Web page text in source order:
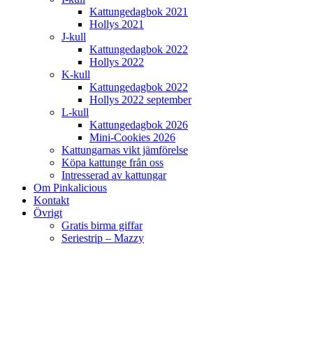
Kattungedagbok 2021
Hollys 2021
J-kull
Kattungedagbok 2022
Hollys 2022
K-kull
Kattungedagbok 2022
Hollys 2022 september
L-kull
Kattungedagbok 2026
Mini-Cookies 2026
Kattungarnas vikt jämförelse
Köpa kattunge från oss
Intresserad av kattungar
Om Pinkalicious
Kontakt
Övrigt
Gratis birma giffar
Seriestrip – Mazzy